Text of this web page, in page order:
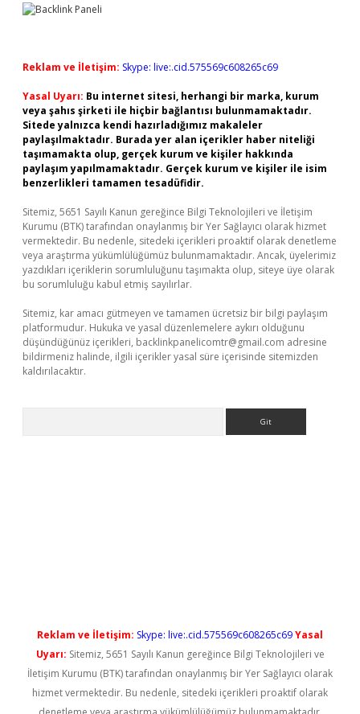
Reklam ve İletişim: Skype: live:.cid.575569c608265c69
Yasal Uyarı: Bu internet sitesi, herhangi bir marka, kurum
veya şahıs şirketi ile hiçbir bağlantısı bulunmamaktadır.
Sitede yalnızca kendi hazırladığımız makaleler
paylaşılmaktadır. Burada yer alan içerikler haber niteliği
taşımamakta olup, gerçek kurum ve kişiler hakkında
paylaşım yapılmamaktadır. Gerçek kurum ve kişiler ile isim
benzerlikleri tamamen tesadüfidir.
Sitemiz, 5651 Sayılı Kanun gereğince Bilgi Teknolojileri ve İletişim
Kurumu (BTK) tarafından onaylanmış bir Yer Sağlayıcı olarak hizmet
vermektedir. Bu nedenle, sitedeki içerikleri proaktif olarak denetleme
veya araştırma yükümlülüğümüz bulunmamaktadır. Ancak, üyelerimiz
yazdıkları içeriklerin sorumluluğunu taşımakta olup, siteye üye olarak
bu sorumluluğu kabul etmiş sayılırlar.
Sitemiz, kar amacı gütmeyen ve tamamen ücretsiz bir bilgi paylaşım
platformudur. Hukuka ve yasal düzenlemelere aykırı olduğunu
düşündüğünüz içerikleri, backlinkpanelicomtr@gmail.com adresine
bildirmeniz halinde, ilgili içerikler yasal süre içerisinde sitemizden
kaldırılacaktır.
Reklam ve İletişim: Skype: live:.cid.575569c608265c69Yasal
Uyarı: Sitemiz, 5651 Sayılı Kanun gereğince Bilgi Teknolojileri ve
İletişim Kurumu (BTK) tarafından onaylanmış bir Yer Sağlayıcı olarak
hizmet vermektedir. Bu nedenle, sitedeki içerikleri proaktif olarak